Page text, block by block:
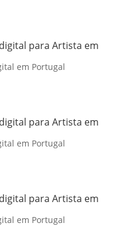
para Artista em
em Portugal
para Artista em
em Portugal
para Artista em
em Portugal